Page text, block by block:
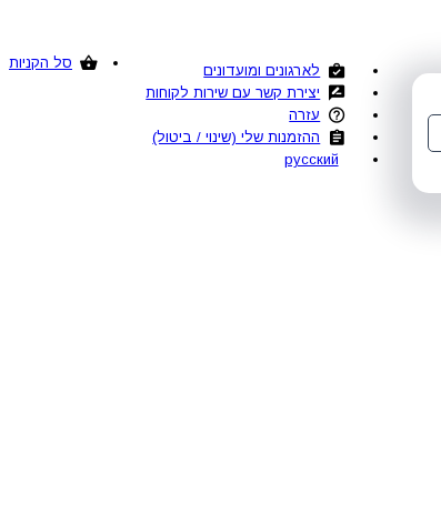
סל הקניות
לארגונים ומועדונים
יצירת קשר עם שירות לקוחות
עזרה
ההזמנות שלי (שינוי / ביטול)
русский